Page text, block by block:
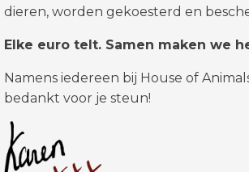
dieren, worden gekoesterd en
Elke euro telt. Samen maken we
Namens iedereen bij House of
bedankt voor je steun!